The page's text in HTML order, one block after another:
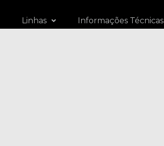
Linhas Informações Técnicas